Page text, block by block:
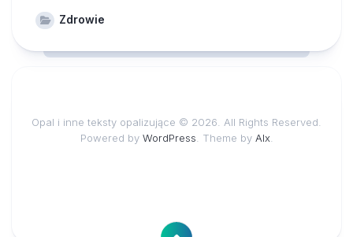
Zdrowie
Opal i inne teksty opalizujące © 2026. All Rights Reserved.
Powered by WordPress . Theme by Alx